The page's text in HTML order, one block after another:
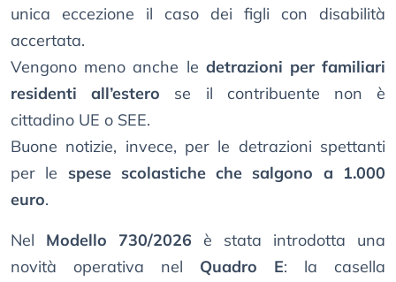
unica eccezione il caso dei figli con disabilità
accertata.
Vengono meno anche le detrazioni per familiari
residenti all’estero se il contribuente non è
cittadino UE o SEE.
Buone notizie, invece, per le detrazioni spettanti
per le spese scolastiche che salgono a 1.000
euro.
Nel Modello 730/2026 è stata introdotta una
novità operativa nel Quadro E: la casella